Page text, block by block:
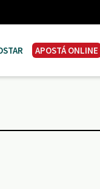
APOSTÁ ONLINE